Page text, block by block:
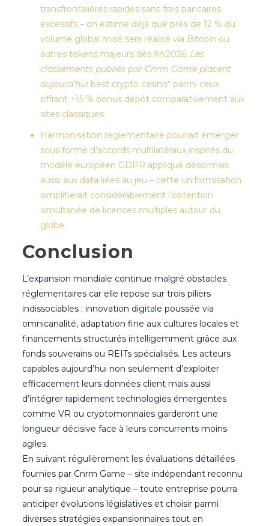
transfrontalières rapides sans frais bancaires
excessifs – on estime déjà que près de 12 % du
volume global misé sera réalisé via Bitcoin ou
autres tokens majeurs dès fin 2026. Les
classements publiés par Cnrm Game placent
aujourd’hui best crypto casino* parmi ceux
offrant +15 % bonus dépôt comparativement aux
sites classiques.
Harmonisation réglementaire pourrait émerger
sous forme d’accords multilatéraux inspirés du
modèle européen GDPR appliqué désormais
aussi aux data liées au jeu – cette uniformisation
simplifierait considérablement l’obtention
simultanée de licences multiples autour du
globe.
Conclusion
L’expansion mondiale continue malgré obstacles
réglementaires car elle repose sur trois piliers
indissociables : innovation digitale poussée via
omnicanalité, adaptation fine aux cultures locales et
financements structurés intelligemment grâce aux
fonds souverains ou REITs spécialisés. Les acteurs
capables aujourd’hui non seulement d’exploiter
efficacement leurs données client mais aussi
d’intégrer rapidement technologies émergentes
comme VR ou cryptomonnaies garderont une
longueur décisive face à leurs concurrents moins
agiles.
En suivant régulièrement les évaluations détaillées
fournies par Cnrm Game – site indépendant reconnu
pour sa rigueur analytique – toute entreprise pourra
anticiper évolutions législatives et choisir parmi
diverses stratégies expansionnaires tout en